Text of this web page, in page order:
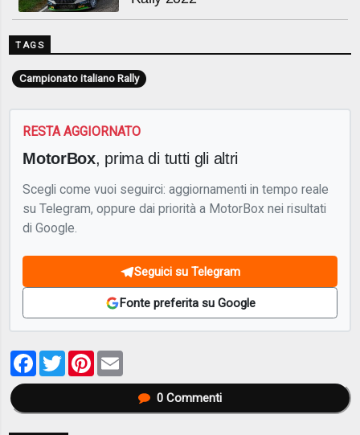
TAGS
Campionato italiano Rally
RESTA AGGIORNATO
MotorBox, prima di tutti gli altri
Scegli come vuoi seguirci: aggiornamenti in tempo reale
su Telegram, oppure dai priorità a MotorBox nei risultati
di Google.
Seguici su Telegram
Fonte preferita su Google
Facebook
TwitterPinterest
0Commenti